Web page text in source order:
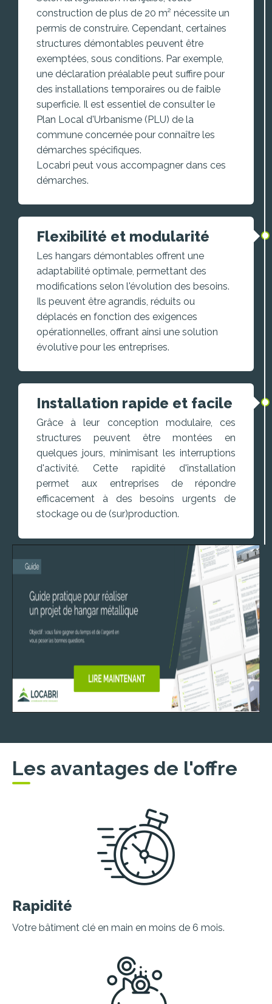
construction de plus de 20 m² nécessite un
permis de construire. Cependant, certaines
structures démontables peuvent être
exemptées, sous conditions. Par exemple,
une déclaration préalable peut suffire pour
des installations temporaires ou de faible
superficie. Il est essentiel de consulter le
Plan Local d'Urbanisme (PLU) de la
commune concernée pour connaître les
démarches spécifiques.
Locabri peut vous accompagner dans ces
démarches.
Flexibilité et modularité
Les hangars démontables offrent une
adaptabilité optimale, permettant des
modifications selon l'évolution des besoins.
Ils peuvent être agrandis, réduits ou
déplacés en fonction des exigences
opérationnelles, offrant ainsi une solution
évolutive pour les entreprises.
Installation rapide et facile
Grâce à leur conception modulaire, ces
structures peuvent être montées en
quelques jours, minimisant les interruptions
d'activité. Cette rapidité d'installation
permet aux entreprises de répondre
efficacement à des besoins urgents de
stockage ou de (sur)production.
Les avantages de l'offre
Rapidité
Votre bâtiment clé en main en moins de 6 mois.